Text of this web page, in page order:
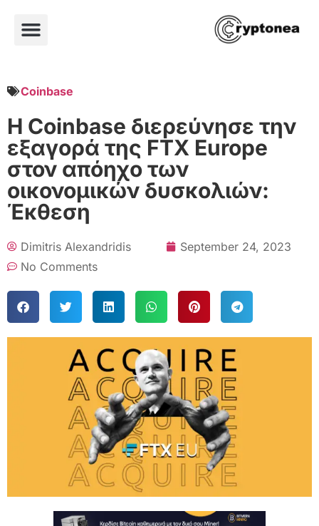
Coinbase
Η Coinbase διερεύνησε την
εξαγορά της FTX Europe
στον απόηχο των
οικονομικών δυσκολιών:
Έκθεση
Dimitris Alexandridis
September 24, 2023
No Comments